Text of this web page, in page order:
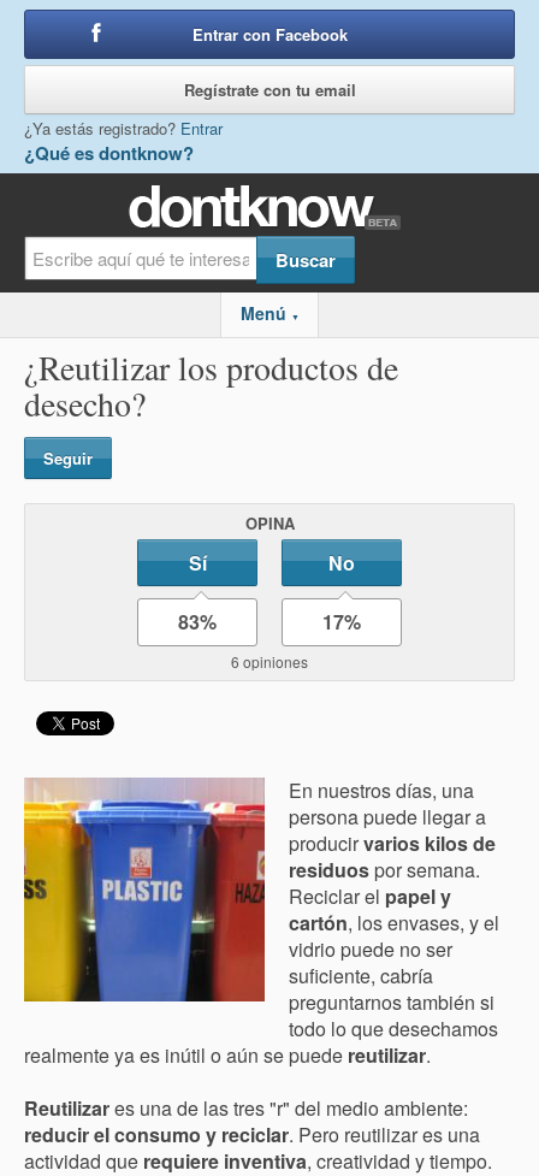
¿Qué es dontknow?
Entrar con Facebook
Regístrate con tu email
¿Ya estás registrado? Entrar
Menú ▼
¿Reutilizar los productos de
desecho?
Seguir
OPINA
Sí No
83% 17%
6 opiniones
En nuestros días, una
persona puede llegar a
producirvarios kilos de
residuos por semana.
Reciclar el papel y
cartón, los envases, y el
vidrio puede no ser
suficiente, cabría
preguntarnos también si
todo lo que desechamos
realmente ya es inútil o aún se puede reutilizar.
Reutilizares una de las tres "r" del medio ambiente:
reducir el consumo y reciclar. Pero reutilizar es una
actividad que requiere inventiva, creatividad y tiempo.